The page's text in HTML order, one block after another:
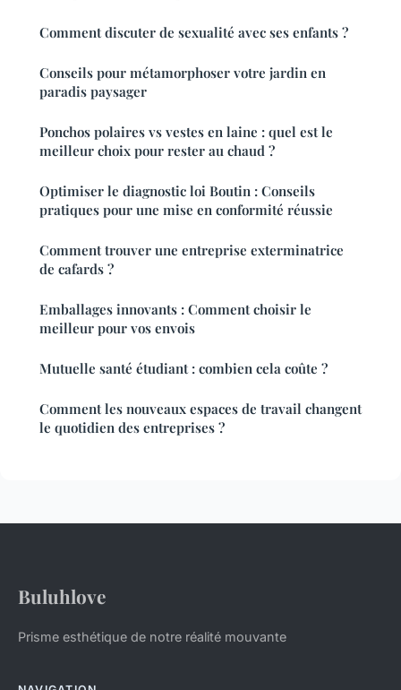
Comment discuter de sexualité avec ses enfants ?
Conseils pour métamorphoser votre jardin en
paradis paysager
Ponchos polaires vs vestes en laine : quel est le
meilleur choix pour rester au chaud ?
Optimiser le diagnostic loi Boutin : Conseils
pratiques pour une mise en conformité réussie
Comment trouver une entreprise exterminatrice
de cafards ?
Emballages innovants : Comment choisir le
meilleur pour vos envois
Mutuelle santé étudiant : combien cela coûte ?
Comment les nouveaux espaces de travail changent
le quotidien des entreprises ?
Buluhlove
Prisme esthétique de notre réalité mouvante